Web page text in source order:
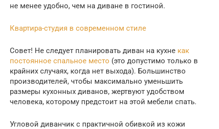
не менее удобно, чем на диване в гостиной.
Квартира-студия в современном стиле
Совет! Не следует планировать диван на кухне как
постоянное спальное место (это допустимо только в
крайних случаях, когда нет выхода). Большинство
производителей, чтобы максимально уменьшить
размеры кухонных диванов, жертвуют удобством
человека, которому предстоит на этой мебели спать.
Угловой диванчик с практичной обивкой из кожи